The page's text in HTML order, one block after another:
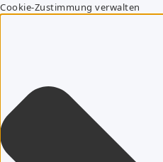
Cookie-Zustimmung verwalten